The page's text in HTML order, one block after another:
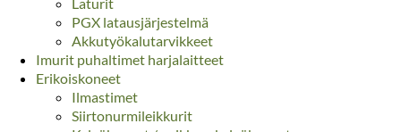
Laturit
PGX latausjärjestelmä
Akkutyökalutarvikkeet
Imurit puhaltimet harjalaitteet
Erikoiskoneet
Ilmastimet
Siirtonurmileikkurit